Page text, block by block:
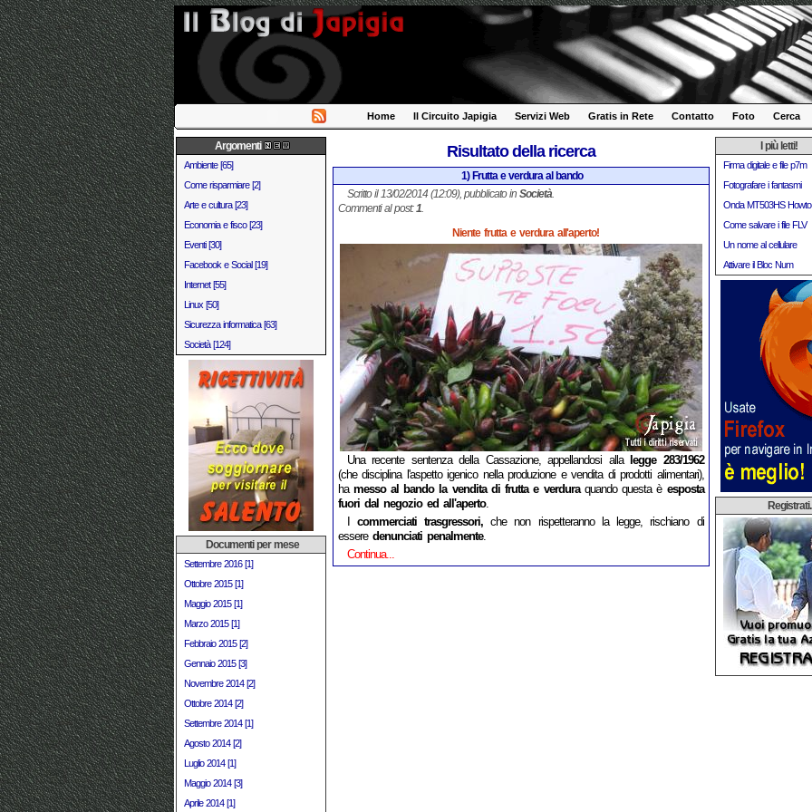
Home Il Circuito Japigia Servizi Web Gratis in Rete Contatto Foto Cerca
Argomenti
Ambiente [65]
Come risparmiare [2]
Arte e cultura [23]
Economia e fisco [23]
Eventi [30]
Facebook e Social [19]
Internet [55]
Linux [50]
Sicurezza informatica [63]
Società [124]
Documenti per mese
Settembre 2016 [1]
Ottobre 2015 [1]
Maggio 2015 [1]
Marzo 2015 [1]
Febbraio 2015 [2]
Gennaio 2015 [3]
Novembre 2014 [2]
Ottobre 2014 [2]
Settembre 2014 [1]
Agosto 2014 [2]
Luglio 2014 [1]
Maggio 2014 [3]
Aprile 2014 [1]
Risultato della ricerca
1) Frutta e verdura al bando
Scritto il 13/02/2014 (12:09), pubblicato in Società.
Commenti al post:1.
Niente frutta e verdura all'aperto!
Una recente sentenza della Cassazione, appellandosi alla legge 283/1962
(che disciplina l'aspetto igenico nella produzione e vendita di prodotti alimentari),
ha messo al bando la vendita di frutta e verduraquando questa è esposta
fuori dal negozio ed all'aperto.
commerciati trasgressori,che non rispetteranno la legge, rischiano di
essere denunciati penalmente.
Continua...
I più letti!
Firma digitale e file p7m
Fotografare i fantasmi
Onda MT503HS Howto
Come salvare i file FLV
Un nome al cellulare
Attivare il Bloc Num